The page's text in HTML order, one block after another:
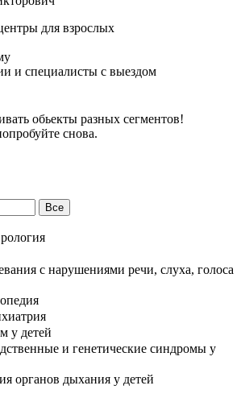
для взрослых
и специалисты с выездом
обьекты разных сегментов!
снова.
Все
с нарушениями речи, слуха, голоса
у детей
и генетические синдромы у
органов дыхания у детей